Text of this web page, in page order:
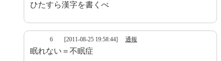
ひたすら漢字を書くべ
6 [2011-08-25 19:58:44] 通報
眠れない＝不眠症